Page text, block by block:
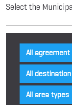
Select the
All
All
All area types